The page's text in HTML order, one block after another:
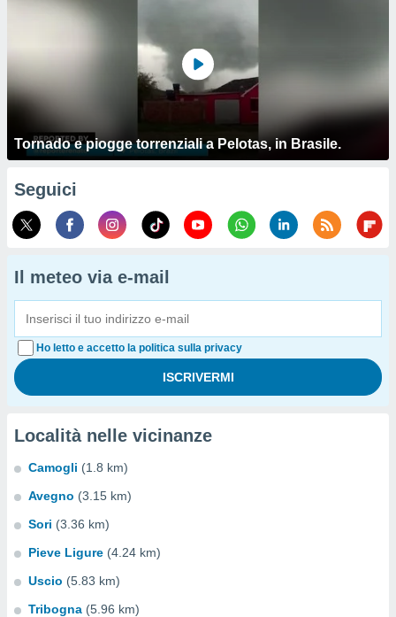
Tornado e piogge torrenziali a Pelotas, in Brasile.
Seguici
Il meteo via e-mail
Ho letto e accetto la politica sulla privacy
Località nelle vicinanze
Camogli (1.8 km)
Avegno (3.15 km)
Sori (3.36 km)
Pieve Ligure (4.24 km)
Uscio (5.83 km)
Tribogna (5.96 km)